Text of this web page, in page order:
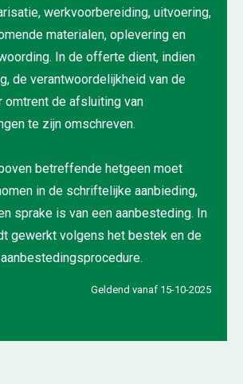
werkvoorbereiding, uitvoering,
materialen, oplevering en
In de offerte dient, indien
de verantwoordelijkheid van de
omtrent de afsluiting van
te zijn omschreven.
betreffende hetgeen moet
in de schriftelijke aanbieding,
sprake is van een aanbesteding. In
gewerkt volgens het bestek en de
Geldend vanaf 15-10-2025